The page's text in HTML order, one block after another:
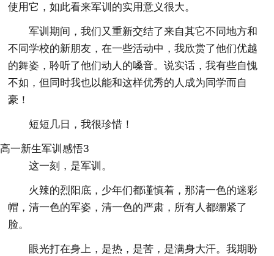
使用它，如此看来军训的实用意义很大。
军训期间，我们又重新交结了来自其它不同地方和
不同学校的新朋友，在一些活动中，我欣赏了他们优越
的舞姿，聆听了他们动人的嗓音。说实话，我有些自愧
不如，但同时我也以能和这样优秀的人成为同学而自
豪！
短短几日，我很珍惜！
高一新生军训感悟3
这一刻，是军训。
火辣的烈阳底，少年们都谨慎着，那清一色的迷彩
帽，清一色的军姿，清一色的严肃，所有人都绷紧了
脸。
眼光打在身上，是热，是苦，是满身大汗。我期盼